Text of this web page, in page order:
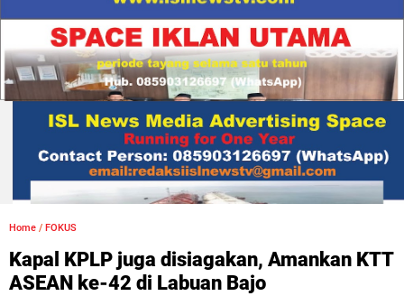
Home / FOKUS
Kapal KPLP juga disiagakan, Amankan KTT
ASEAN ke-42 di Labuan Bajo